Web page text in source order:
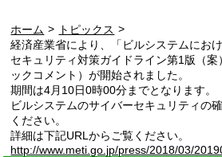
ホーム > トピックス >
経済産業省により、「ビルシステムにお
セキュリティ対策ガイドライン第1版（
ックコメント）が開始されました。
期間は4月10日0時00分までとなります。
ビルシステムのサイバーセキュリティの
ください。
詳細は下記URLからご覧ください。
http://www.meti.go.jp/press/2018/03/